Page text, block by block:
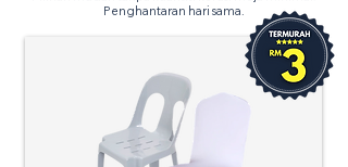
Penghantaran hari sama.